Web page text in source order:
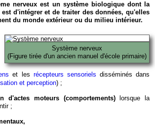
nerveux est un système biologique dont la
d'intégrer et de traiter des données, qu'elles
du monde extérieur ou du milieu intérieur.
Système nerveux
(Figure tirée d'un ancien manuel d'école primaire)
et les récepteurs sensoriels disséminés dans
et perception) ;
d'actes moteurs (comportements)lorsque la
;